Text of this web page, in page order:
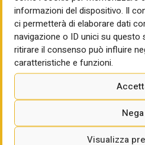
informazioni del dispositivo. Il
ci permetterà di elaborare dati
navigazione o ID unici su
ritirare il consenso può influire
caratteristiche e funzioni.
Nega
Visualizza
prevalenti le compravendite in
2023 era la F), mentre per le
case in classi energetiche F ed
classe G, principalmente per il
indipendenti riescono ad
processo di efficientamento
appartamenti in condominio, in
ineludibili burocrazie
le abitazioni di pregio
in classe A1 (13,02%), seppur